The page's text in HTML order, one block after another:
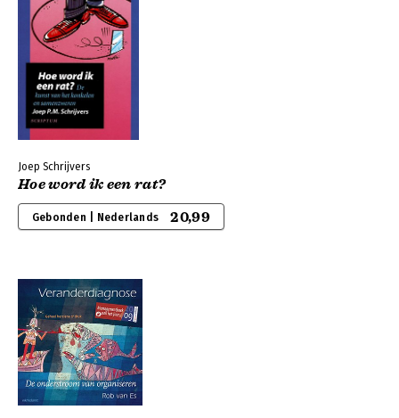
Joep Schrijvers
Hoe word ik een rat?
Gebonden | Nederlands 20,99